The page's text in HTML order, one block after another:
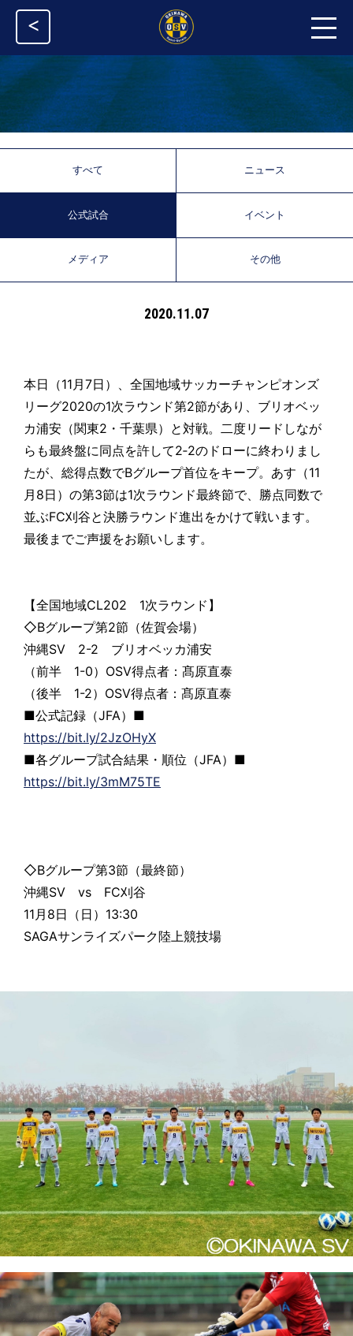
<
すべて ニュース
公式試合 イベント
メディア その他
2020.11.07
本日（11月7日）、全国地域サッカーチャンピオンズ
リーグ2020の1次ラウンド第2節があり、ブリオベッ
カ浦安（関東2・千葉県）と対戦。二度リードしなが
らも最終盤に同点を許して2‐2のドローに終わりまし
たが、総得点数でBグループ首位をキープ。あす（11
月8日）の第3節は1次ラウンド最終節で、勝点同数で
並ぶFC刈谷と決勝ラウンド進出をかけて戦います。
最後までご声援をお願いします。
【全国地域CL202 1次ラウンド】
◇Bグループ第2節（佐賀会場）
沖縄SV 2-2 ブリオベッカ浦安
（前半 1-0）OSV得点者：髙原直泰
（後半 1-2）OSV得点者：髙原直泰
■公式記録（JFA）■
https://bit.ly/2JzOHyX
■各グループ試合結果・順位（JFA）■
https://bit.ly/3mM75TE
◇Bグループ第3節（最終節）
沖縄SV vs FC刈谷
11月8日（日）13:30
SAGAサンライズパーク陸上競技場